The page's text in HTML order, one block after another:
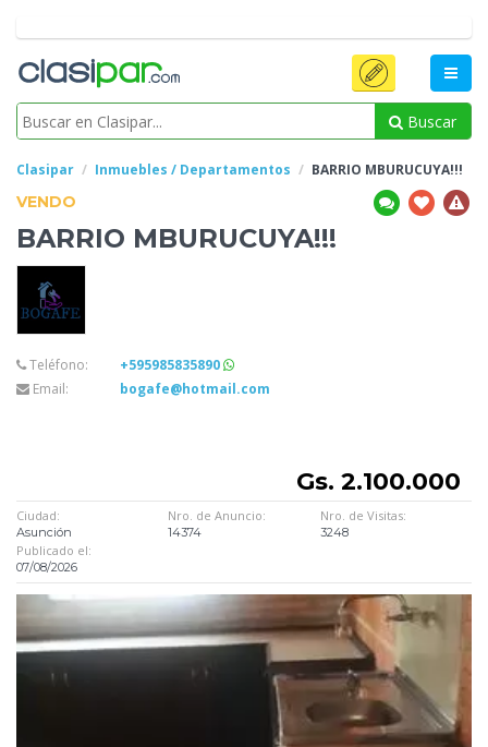
Buscar
Clasipar Inmuebles / Departamentos BARRIO MBURUCUYA!!!
VENDO
BARRIO MBURUCUYA!!!
Teléfono:
+595985835890
Email:
bogafe@hotmail.com
Gs. 2.100.000
Ciudad:
Asunción
Nro. de Anuncio:
14374
Nro. de Visitas:
3248
Publicado el:
07/08/2026